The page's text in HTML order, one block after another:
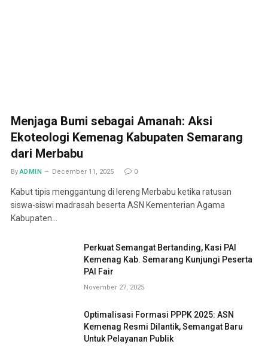
Menjaga Bumi sebagai Amanah: Aksi
Ekoteologi Kemenag Kabupaten Semarang
dari Merbabu
By ADMIN December 11, 2025 0
Kabut tipis menggantung di lereng Merbabu ketika ratusan
siswa-siswi madrasah beserta ASN Kementerian Agama
Kabupaten…
Perkuat Semangat Bertanding, Kasi PAI
Kemenag Kab. Semarang Kunjungi Peserta
PAI Fair
November 27, 2025
Optimalisasi Formasi PPPK 2025: ASN
Kemenag Resmi Dilantik, Semangat Baru
Untuk Pelayanan Publik